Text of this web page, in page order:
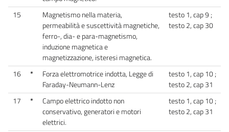
15
Magnetismo nella materia,
permeabilità e suscettività magnetiche,
ferro-, dia- e para-magnetismo,
induzione magnetica e
magnetizzazione, isteresi magnetica.
testo 1, cap 9 ;
testo 2, cap 30
16 *
Forza elettromotrice indotta, Legge di
Faraday-Neumann-Lenz
testo 1, cap 10 ;
testo 2, cap 31
17
*
Campo elettrico indotto non
conservativo, generatori e motori
elettrici.
testo 1, cap 10 ;
testo 2, cap 31